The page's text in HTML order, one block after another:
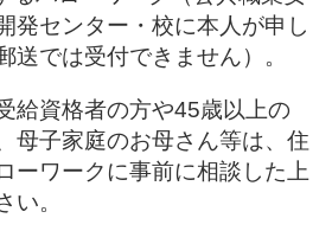
発センター・校に本人が申し
送では受付できません）。
給資格者の方や45歳以上の
母子家庭のお母さん等は、住
ーワークに事前に相談した上
い。